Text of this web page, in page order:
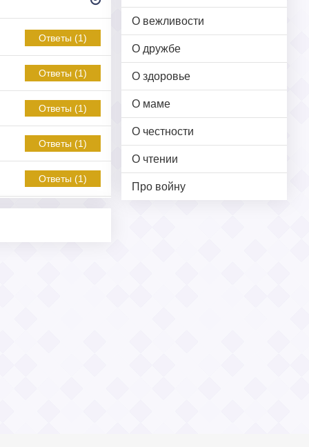
О вежливости
О дружбе
О здоровье
О маме
О честности
О чтении
Про войну
Ответы (1)
Ответы (1)
Ответы (1)
Ответы (1)
Ответы (1)